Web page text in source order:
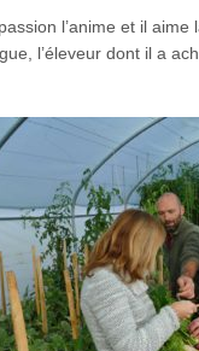
l’anime et il
l’éleveur dont il a